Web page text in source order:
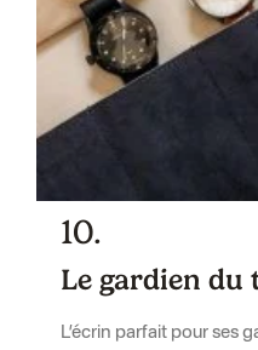
10.
Le gardien du
L’écrin parfait pour ses